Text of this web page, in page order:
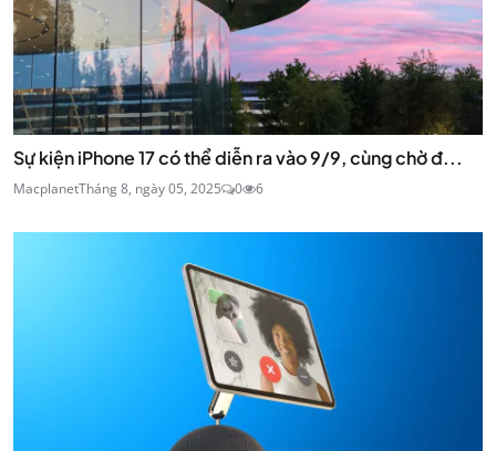
Sự kiện iPhone 17 có thể diễn ra vào 9/9, cùng chờ đ...
MacplanetTháng 8, ngày 05, 2025 0 6